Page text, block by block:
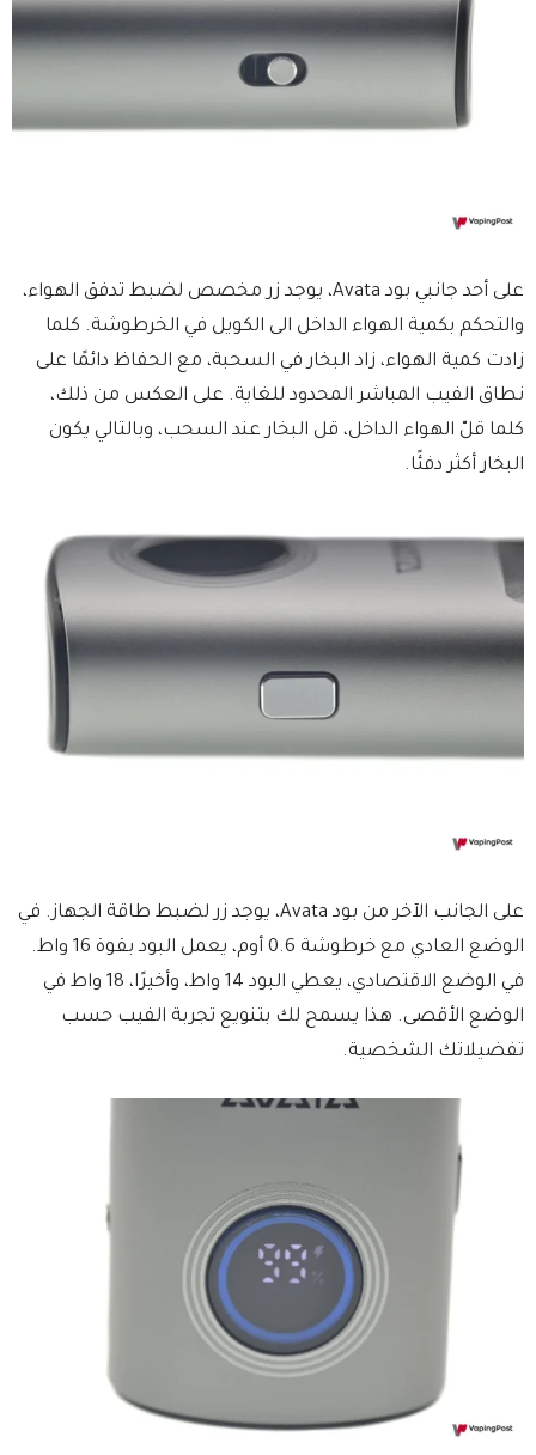
على أحد جانبي بود Avata، يوجد زر مخصص لضبط تدفق الهواء،
والتحكم بكمية الهواء الداخل الى الكويل في الخرطوشة. كلما
زادت كمية الهواء، زاد البخار في السحبة، مع الحفاظ دائمًا على
نطاق الفيب المباشر المحدود للغاية. على العكس من ذلك،
كلما قلّ الهواء الداخل، قل البخار عند السحب، وبالتالي يكون
البخار أكثر دفئًا.
على الجانب الآخر من بود Avata، يوجد زر لضبط طاقة الجهاز. في
الوضع العادي مع خرطوشة 0.6 أوم، يعمل البود بقوة 16 واط.
في الوضع الاقتصادي، يعطي البود 14 واط، وأخيرًا، 18 واط في
الوضع الأقصى. هذا يسمح لك بتنويع تجربة الفيب حسب
تفضيلاتك الشخصية.